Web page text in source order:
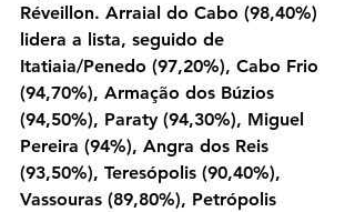
Réveillon. Arraial do Cabo (98,40%)
lidera a lista, seguido de
Itatiaia/Penedo (97,20%), Cabo Frio
(94,70%), Armação dos Búzios
(94,50%), Paraty (94,30%), Miguel
Pereira (94%), Angra dos Reis
(93,50%), Teresópolis (90,40%),
Vassouras (89,80%), Petrópolis